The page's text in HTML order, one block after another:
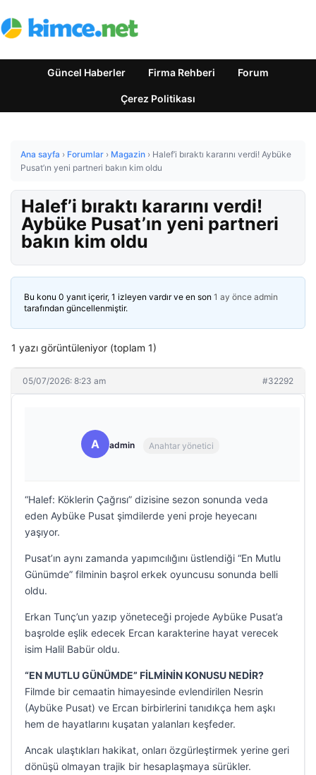
Güncel Haberler Firma Rehberi Forum
Çerez Politikası
Ana sayfa › Forumlar › Magazin › Halef’i bıraktı kararını verdi! Aybüke
Pusat’ın yeni partneri bakın kim oldu
Halef’i bıraktı kararını verdi!
Aybüke Pusat’ın yeni partneri
bakın kim oldu
Bu konu 0 yanıt içerir, 1 izleyen vardır ve en son 1 ay önce admin
tarafından güncellenmiştir.
1 yazı görüntüleniyor (toplam 1)
05/07/2026: 8:23 am #32292
A admin Anahtar yönetici
“Halef: Köklerin Çağrısı” dizisine sezon sonunda veda
eden Aybüke Pusat şimdilerde yeni proje heyecanı
yaşıyor.
Pusat’ın aynı zamanda yapımcılığını üstlendiği “En Mutlu
Günümde” filminin başrol erkek oyuncusu sonunda belli
oldu.
Erkan Tunç’un yazıp yöneteceği projede Aybüke Pusat’a
başrolde eşlik edecek Ercan karakterine hayat verecek
isim Halil Babür oldu.
“EN MUTLU GÜNÜMDE” FİLMİNİN KONUSU NEDİR?
Filmde bir cemaatin himayesinde evlendirilen Nesrin
(Aybüke Pusat) ve Ercan birbirlerini tanıdıkça hem aşkı
hem de hayatlarını kuşatan yalanları keşfeder.
Ancak ulaştıkları hakikat, onları özgürleştirmek yerine geri
dönüşü olmayan trajik bir hesaplaşmaya sürükler.